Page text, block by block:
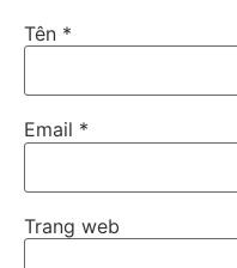
Tên *
Email *
Trang web